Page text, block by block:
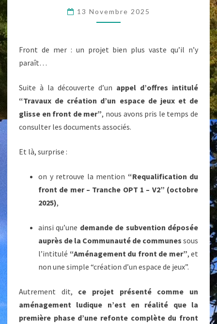
PROJET
VASTE
PARAÎT…
13 Novembre 2025
Front de mer : un projet bien plus vaste qu’il n’y
paraît…
Suite à la découverte d’un appel d’offres intitulé
“Travaux de création d’un espace de jeux et de
glisse en front de mer”, nous avons pris le temps de
consulter les documents associés.
Et là, surprise :
on y retrouve la mention “Requalification du
front de mer – Tranche OPT 1 – V2” (octobre
2025),
ainsi qu’une demande de subvention déposée
auprès de la Communauté de communes sous
l’intitulé “Aménagement du front de mer”, et
non une simple “création d’un espace de jeux”.
Autrement dit, ce projet présenté comme un
aménagement ludique n’est en réalité que la
première phase d’une refonte complète du front